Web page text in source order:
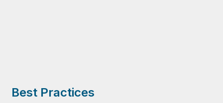
Best Practices